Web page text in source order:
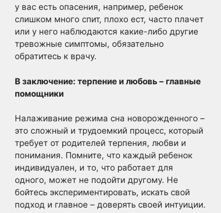
у вас есть опасения, например, ребенок
слишком много спит, плохо ест, часто плачет
или у него наблюдаются какие-либо другие
тревожные симптомы, обязательно
обратитесь к врачу.
В заключение: терпение и любовь – главные
помощники
Налаживание режима сна новорожденного –
это сложный и трудоемкий процесс, который
требует от родителей терпения, любви и
понимания. Помните, что каждый ребенок
индивидуален, и то, что работает для
одного, может не подойти другому. Не
бойтесь экспериментировать, искать свой
подход и главное – доверять своей интуиции.